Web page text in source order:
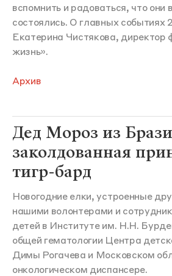
вспомнить и радоваться, что они
состоялись. О главных событиях
Екатерина Чистякова, директор
жизнь».
Архив
Дед Мороз из
заколдованная
тигр-бард
Новогодние елки, устроенные
нашими волонтерами и
детей в Институте им. Н.Н.
общей гематологии Центра
Димы Рогачева и Московском
онкологическом диспансере.